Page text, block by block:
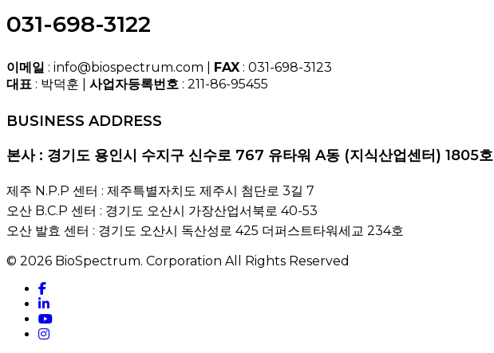
031-698-3122
이메일 : info@biospectrum.com | FAX : 031-698-3123
대표 : 박덕훈 | 사업자등록번호 : 211-86-95455
BUSINESS ADDRESS
본사 : 경기도 용인시 수지구 신수로 767 유타워 A동 (지식산업센터) 1805호
제주 N.P.P 센터 : 제주특별자치도 제주시 첨단로 3길 7
오산 B.C.P 센터 : 경기도 오산시 가장산업서북로 40-53
오산 발효 센터 : 경기도 오산시 독산성로 425 더퍼스트타워세교 234호
© 2026 BioSpectrum. Corporation All Rights Reserved
facebook
linkedin
youtube
instagram